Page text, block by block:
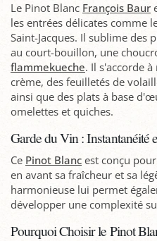
Le Pinot Blanc François Baur
les entrées délicates comme
Saint-Jacques. Il sublime des
au court-bouillon, une
flammekueche. Il s'accorde
crème, des feuilletés de
ainsi que des plats à base
omelettes et quiches.
Garde du Vin : Instantanéité
Ce Pinot Blanc est conçu
en avant sa fraîcheur et sa
harmonieuse lui permet
développer une complexité
Pourquoi Choisir le Pinot